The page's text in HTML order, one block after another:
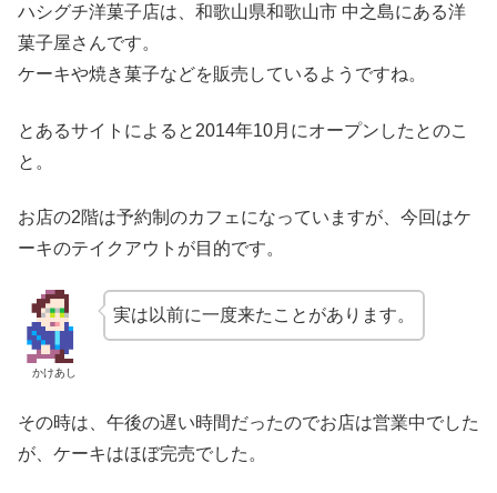
ハシグチ洋菓子店は、和歌山県和歌山市 中之島にある洋
菓子屋さんです。
ケーキや焼き菓子などを販売しているようですね。
とあるサイトによると2014年10月にオープンしたとのこ
と。
お店の2階は予約制のカフェになっていますが、今回はケ
ーキのテイクアウトが目的です。
かけあし
実は以前に一度来たことがあります。
その時は、午後の遅い時間だったのでお店は営業中でした
が、ケーキはほぼ完売でした。